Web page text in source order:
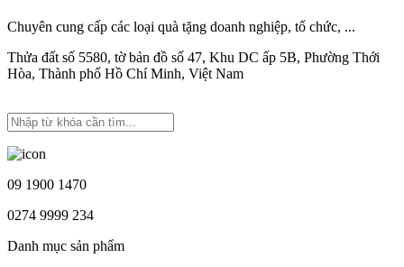
Chuyên cung cấp các loại quà tặng doanh nghiệp, tổ chức, ...
Thửa đất số 5580, tờ bản đồ số 47, Khu DC ấp 5B, Phường Thới
Hòa, Thành phố Hồ Chí Minh, Việt Nam
09 1900 1470
0274 9999 234
Danh mục sản phẩm